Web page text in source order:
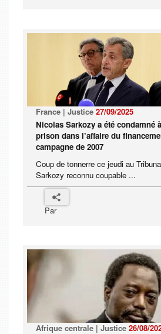
France | Justice 27/09/2025
Nicolas Sarkozy a été condamné
prison dans l’affaire du
campagne de 2007
Coup de tonnerre ce jeudi au
Sarkozy reconnu coupable ...
Par
Afrique centrale | Justice 26/08/